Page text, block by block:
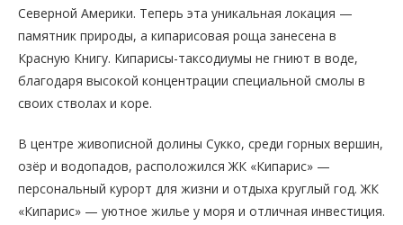
Северной Америки. Теперь эта уникальная локация —
памятник природы, а кипарисовая роща занесена в
Красную Книгу. Кипарисы-таксодиумы не гниют в воде,
благодаря высокой концентрации специальной смолы в
своих стволах и коре.
В центре живописной долины Сукко, среди горных вершин,
озёр и водопадов, расположился ЖК «Кипарис» —
персональный курорт для жизни и отдыха круглый год. ЖК
«Кипарис» — уютное жилье у моря и отличная инвестиция.